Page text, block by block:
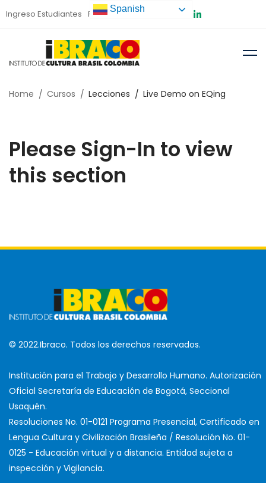
Ingreso Estudiantes Preinscripción
Home Cursos Lecciones Live Demo on EQing
Please Sign-In to view
this section
© 2022.Ibraco. Todos los derechos reservados.
Institución para el Trabajo y Desarrollo Humano. Autorización
Oficial Secretaría de Educación de Bogotá, Seccional
Usaquén.
Resoluciones No. 01-0121 Programa Presencial, Certificado en
Lengua Cultura y Civilización Brasileña / Resolución No. 01-
0125 - Educación virtual y a distancia. Entidad sujeta a
inspección y Vigilancia.
Spanish